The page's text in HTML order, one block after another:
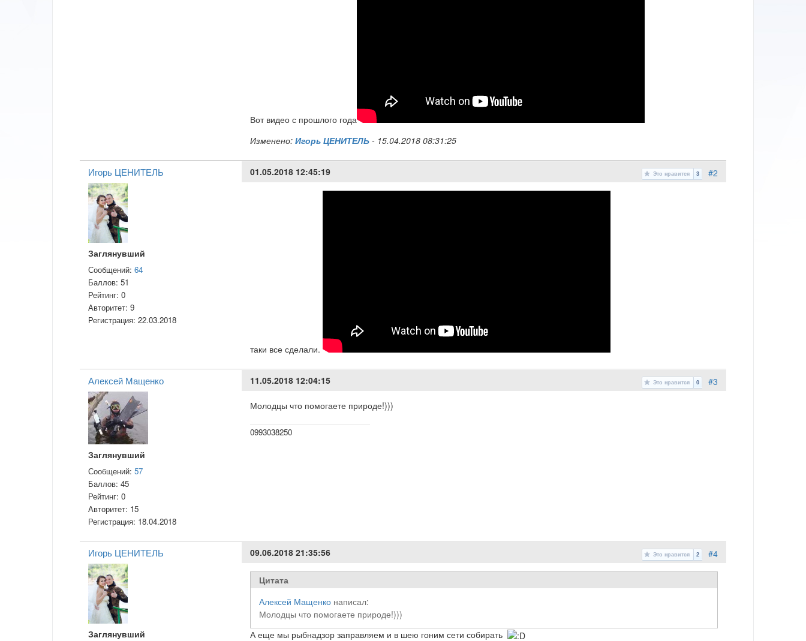
Вот видео с прошлого года
Изменено: Игорь ЦЕНИТЕЛЬ- 15.04.2018 08:31:25
Игорь ЦЕНИТЕЛЬ
Заглянувший
Сообщений: 64
Баллов: 51
Рейтинг: 0
Авторитет: 9
Регистрация: 22.03.2018
#2
Это нравится 3
01.05.2018 12:45:19
таки все сделали.
Алексей Мащенко
Заглянувший
Сообщений: 57
Баллов: 45
Рейтинг: 0
Авторитет: 15
Регистрация: 18.04.2018
#3
Это нравится 0
11.05.2018 12:04:15
Молодцы что помогаете природе!)))
0993038250
Игорь ЦЕНИТЕЛЬ
Заглянувший
#4
Это нравится 2
09.06.2018 21:35:56
Цитата
Алексей Мащенконаписал:
Молодцы что помогаете природе!)))
А еще мы рыбнадзор заправляем и в шею гоним сети собирать